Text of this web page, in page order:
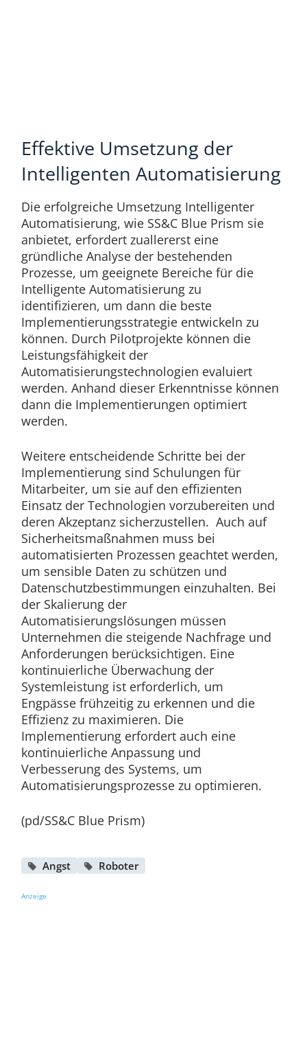
Effektive Umsetzung der
Intelligenten Automatisierung
Die erfolgreiche Umsetzung Intelligenter
Automatisierung, wie SS&C Blue Prism sie
anbietet, erfordert zuallererst eine
gründliche Analyse der bestehenden
Prozesse, um geeignete Bereiche für die
Intelligente Automatisierung zu
identifizieren, um dann die beste
Implementierungsstrategie entwickeln zu
können. Durch Pilotprojekte können die
Leistungsfähigkeit der
Automatisierungstechnologien evaluiert
werden. Anhand dieser Erkenntnisse können
dann die Implementierungen optimiert
werden.
Weitere entscheidende Schritte bei der
Implementierung sind Schulungen für
Mitarbeiter, um sie auf den effizienten
Einsatz der Technologien vorzubereiten und
deren Akzeptanz sicherzustellen. Auch auf
Sicherheitsmaßnahmen muss bei
automatisierten Prozessen geachtet werden,
um sensible Daten zu schützen und
Datenschutzbestimmungen einzuhalten. Bei
der Skalierung der
Automatisierungslösungen müssen
Unternehmen die steigende Nachfrage und
Anforderungen berücksichtigen. Eine
kontinuierliche Überwachung der
Systemleistung ist erforderlich, um
Engpässe frühzeitig zu erkennen und die
Effizienz zu maximieren. Die
Implementierung erfordert auch eine
kontinuierliche Anpassung und
Verbesserung des Systems, um
Automatisierungsprozesse zu optimieren.
(pd/SS&C Blue Prism)
Angst Roboter
Anzeige